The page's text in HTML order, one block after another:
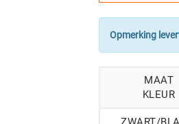
Opmerking
MAAT
KLEUR